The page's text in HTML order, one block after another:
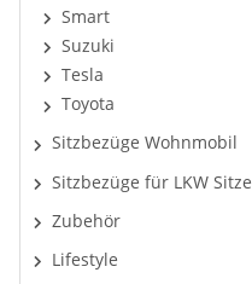
Smart
Suzuki
Tesla
Toyota
Sitzbezüge Wohnmobil
Sitzbezüge für LKW Sitze
Zubehör
Lifestyle